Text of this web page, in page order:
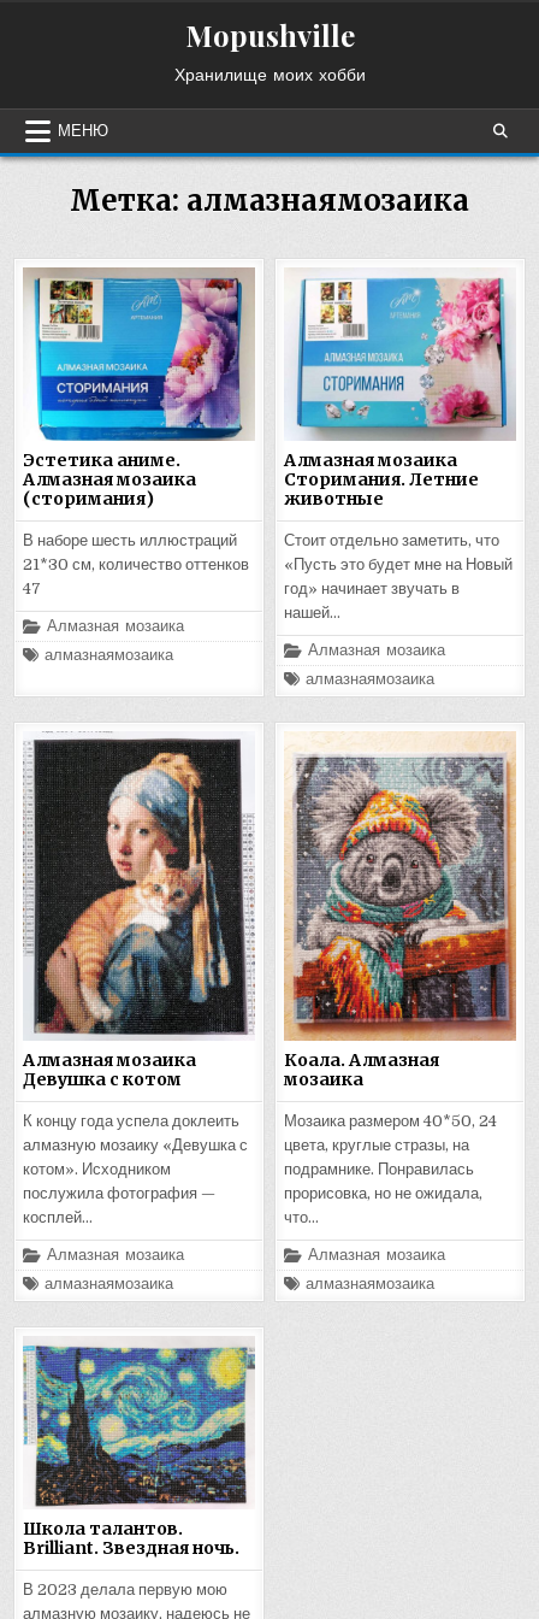
Mopushville
Хранилище моих хобби
МЕНЮ
Метка: алмазнаямозаика
Эстетика аниме.
Алмазная мозаика
(сторимания)
В наборе шесть иллюстраций
21*30 см, количество оттенков
47
Опубликовано
в
Алмазная мозаика
Помечено
алмазнаямозаика
Алмазная мозаика
Сторимания. Летние
животные
Стоит отдельно заметить, что
«Пусть это будет мне на Новый
год» начинает звучать в
нашей…
Опубликовано
в
Алмазная мозаика
Помечено
алмазнаямозаика
Алмазная мозаика
Девушка с котом
К концу года успела доклеить
алмазную мозаику «Девушка с
котом». Исходником
послужила фотография —
косплей…
Опубликовано
в
Алмазная мозаика
Помечено
алмазнаямозаика
Коала. Алмазная
мозаика
Мозаика размером 40*50, 24
цвета, круглые стразы, на
подрамнике. Понравилась
прорисовка, но не ожидала,
что…
Опубликовано
в
Алмазная мозаика
Помечено
алмазнаямозаика
Школа талантов.
Brilliant. Звездная ночь.
В 2023 делала первую мою
алмазную мозаику, надеюсь не